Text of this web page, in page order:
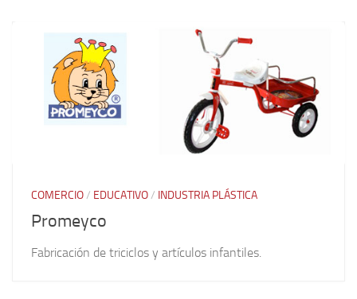
COMERCIO/ EDUCATIVO/ INDUSTRIA PLÁSTICA
Promeyco
Fabricación de triciclos y artículos infantiles.